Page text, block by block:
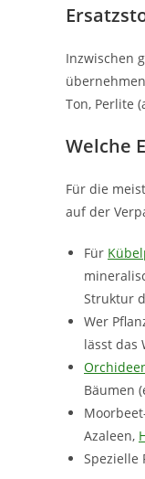
Inzwischen
Ton, Perlite
Welche
Für die
auf der
Für
Struktur
Wer
lässt das
Bäumen
Azaleen,
Spezielle